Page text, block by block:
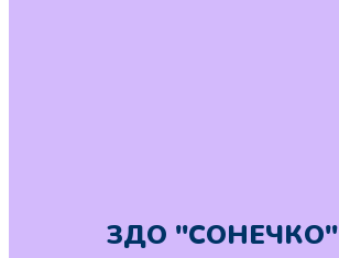
ЗДО "СОНЕЧКО"